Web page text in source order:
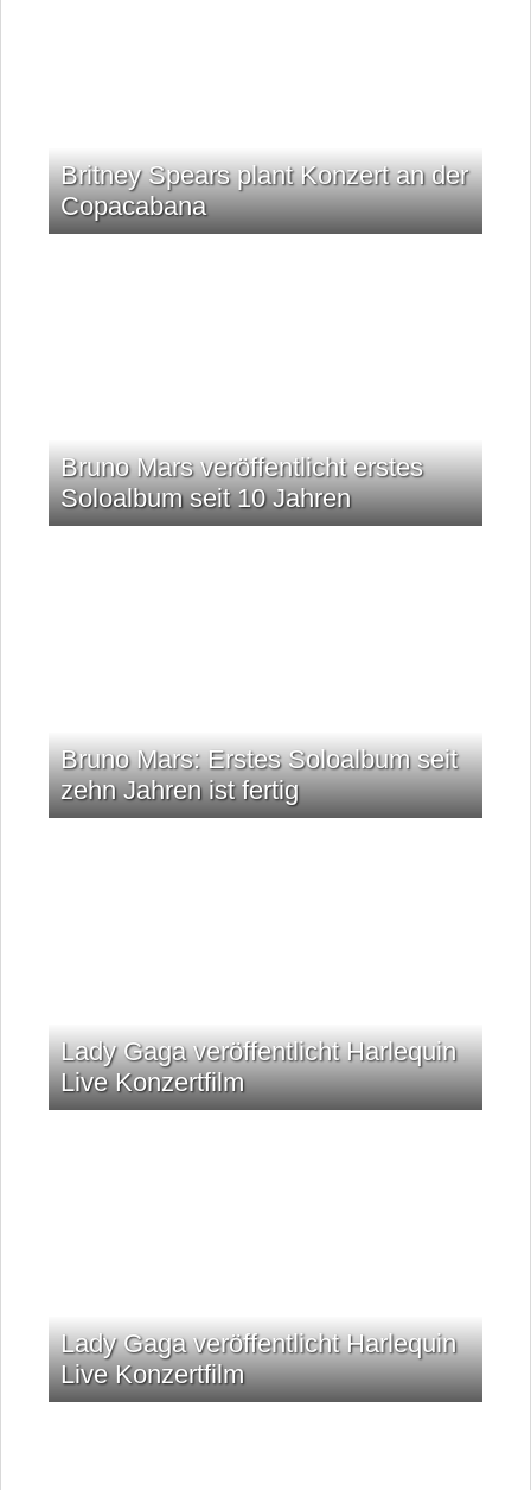
Britney Spears plant Konzert an der
Copacabana
Bruno Mars veröffentlicht erstes
Soloalbum seit 10 Jahren
Bruno Mars: Erstes Soloalbum seit
zehn Jahren ist fertig
Lady Gaga veröffentlicht Harlequin
Live Konzertfilm
Lady Gaga veröffentlicht Harlequin
Live Konzertfilm